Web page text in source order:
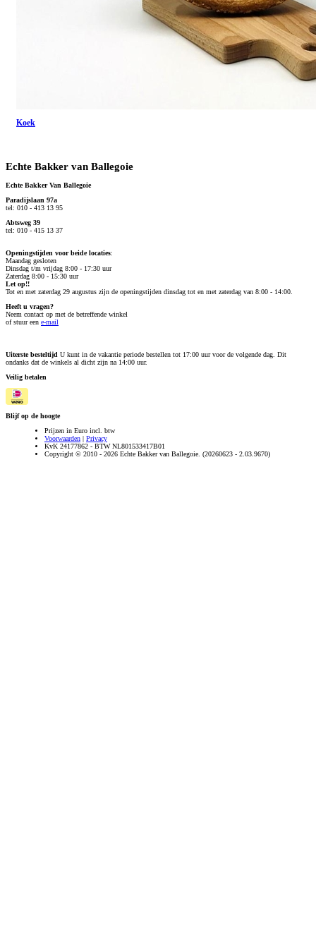
Koek
Echte Bakker van Ballegoie
Echte Bakker Van Ballegoie
Paradijslaan 97a
tel: 010 - 413 13 95
Abtsweg 39
tel: 010 - 415 13 37
Openingstijden voor beide locaties:
Maandag gesloten
Dinsdag t/m vrijdag 8:00 - 17:30 uur
Zaterdag 8:00 - 15:30 uur
Let op!!
Tot en met zaterdag 29 augustus zijn de openingstijden dinsdag tot en met zaterdag van 8:00 - 14:00.
Heeft u vragen?
Neem contact op met de betreffende winkel
of stuur een e-mail
Uiterste besteltijd U kunt in de vakantie periode bestellen tot 17:00 uur voor de volgende dag. Dit
ondanks dat de winkels al dicht zijn na 14:00 uur.
Veilig betalen
Blijf op de hoogte
Prijzen in Euro incl. btw
Voorwaarden | Privacy
KvK 24177862 - BTW NL801533417B01
Copyright © 2010 - 2026 Echte Bakker van Ballegoie. (20260623 - 2.03.9670)